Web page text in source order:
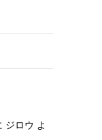
ジロウ よ